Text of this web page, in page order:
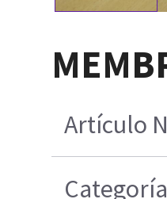
Artículo
Categoría